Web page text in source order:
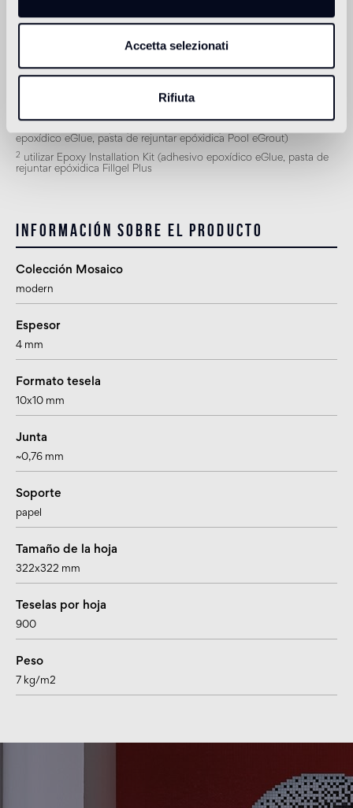
Accetta selezionati
Rifiuta
apto
apto2
para la colocación en exteriores, piscinas y zonas húmedas (baño
epoxídico eGlue, pasta de rejuntar epóxidica Pool eGrout)
2
utilizar Epoxy Installation Kit (adhesivo epoxídico eGlue, pasta de
rejuntar epóxidica Fillgel Plus
Información sobre el producto
Colección Mosaico
modern
Espesor
4 mm
Formato tesela
10x10 mm
Junta
~0,76 mm
Soporte
papel
Tamaño de la hoja
322x322 mm
Teselas por hoja
900
Peso
7 kg/m2